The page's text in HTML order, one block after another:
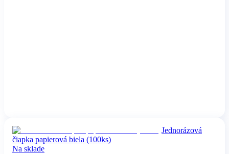
Jednorázová
čiapka papierová biela (100ks)
Na sklade